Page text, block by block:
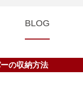
BLOG
の収納方法